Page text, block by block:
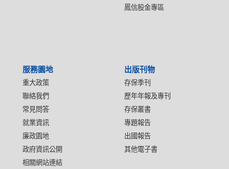
鳳信股金專區
服務園地
重大政策
聯絡我們
常見問答
就業資訊
廉政園地
政府資訊公開
相關網站連結
出版刊物
存保季刊
歷年年報及專刊
存保叢書
專題報告
出國報告
其他電子書